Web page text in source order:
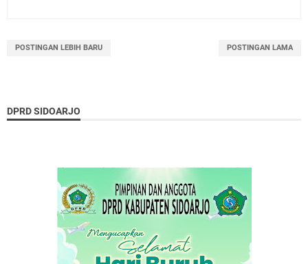
POSTINGAN LEBIH BARU POSTINGAN LAMA
DPRD SIDOARJO